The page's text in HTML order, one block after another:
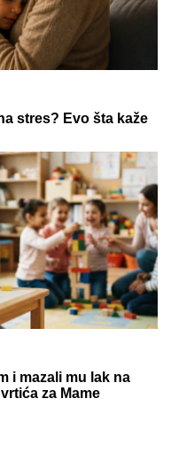
Beograda!
vatra se vidi iz
se usijalo!
Anitu Stanojlović i
POČIVAJ U
nakon borbe
transplantaciju
stanje pogoršalo: